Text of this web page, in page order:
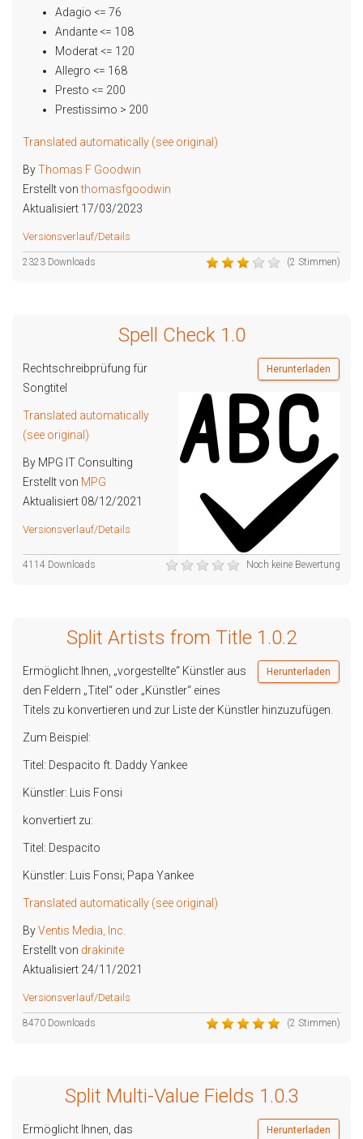
Adagio <= 76
Andante <= 108
Moderat <= 120
Allegro <= 168
Presto <= 200
Prestissimo > 200
Translated automatically (see original)
ByThomas F Goodwin
Erstellt vonthomasfgoodwin
Aktualisiert 17/03/2023
Versionsverlauf/Details
(2 Stimmen)
2323 Downloads
Spell Check 1.0
Herunterladen
Rechtschreibprüfung für
Songtitel
Translated automatically
(see original)
By MPG IT Consulting
Erstellt von MPG
Aktualisiert 08/12/2021
Versionsverlauf/Details
Noch keine Bewertung
4114 Downloads
Split Artists from Title 1.0.2
Herunterladen
Ermöglicht Ihnen, „vorgestellte“ Künstler aus
den Feldern „Titel“ oder „Künstler“ eines
Titels zu konvertieren und zur Liste der Künstler hinzuzufügen.
Zum Beispiel:
Titel: Despacito ft. Daddy Yankee
Künstler: Luis Fonsi
konvertiert zu:
Titel: Despacito
Künstler: Luis Fonsi; Papa Yankee
Translated automatically (see original)
ByVentis Media, Inc.
Erstellt von drakinite
Aktualisiert 24/11/2021
Versionsverlauf/Details
(2 Stimmen)
8470 Downloads
Split Multi-Value Fields 1.0.3
Herunterladen
Ermöglicht Ihnen, das